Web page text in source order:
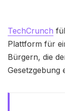
TechCrunch
Plattform für
Bürgern, die
Gesetzgebung